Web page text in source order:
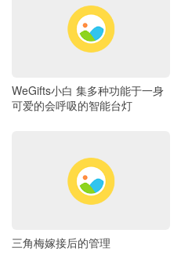
WeGifts小白 集多种功能于一身
可爱的会呼吸的智能台灯
三角梅嫁接后的管理